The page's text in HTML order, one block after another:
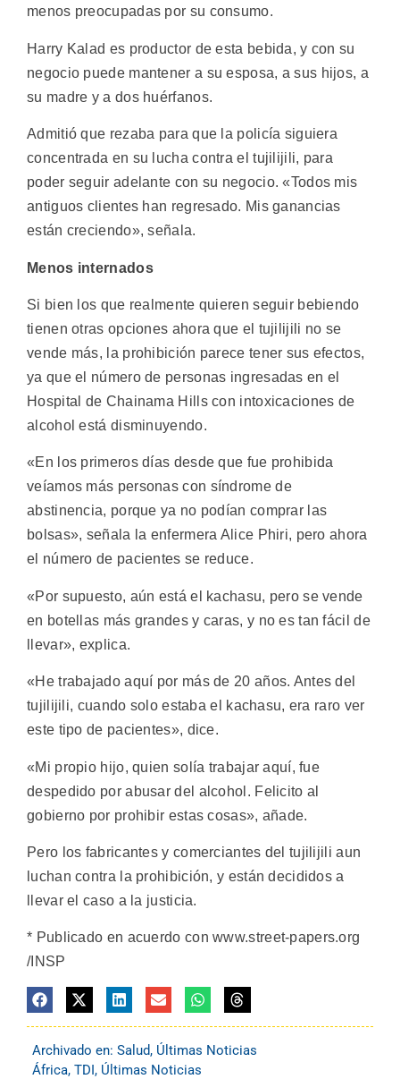
menos preocupadas por su consumo.
Harry Kalad es productor de esta bebida, y con su
negocio puede mantener a su esposa, a sus hijos, a
su madre y a dos huérfanos.
Admitió que rezaba para que la policía siguiera
concentrada en su lucha contra el tujilijili, para
poder seguir adelante con su negocio. «Todos mis
antiguos clientes han regresado. Mis ganancias
están creciendo», señala.
Menos internados
Si bien los que realmente quieren seguir bebiendo
tienen otras opciones ahora que el tujilijili no se
vende más, la prohibición parece tener sus efectos,
ya que el número de personas ingresadas en el
Hospital de Chainama Hills con intoxicaciones de
alcohol está disminuyendo.
«En los primeros días desde que fue prohibida
veíamos más personas con síndrome de
abstinencia, porque ya no podían comprar las
bolsas», señala la enfermera Alice Phiri, pero ahora
el número de pacientes se reduce.
«Por supuesto, aún está el kachasu, pero se vende
en botellas más grandes y caras, y no es tan fácil de
llevar», explica.
«He trabajado aquí por más de 20 años. Antes del
tujilijili, cuando solo estaba el kachasu, era raro ver
este tipo de pacientes», dice.
«Mi propio hijo, quien solía trabajar aquí, fue
despedido por abusar del alcohol. Felicito al
gobierno por prohibir estas cosas», añade.
Pero los fabricantes y comerciantes del tujilijili aun
luchan contra la prohibición, y están decididos a
llevar el caso a la justicia.
* Publicado en acuerdo con www.street-papers.org
/INSP
Archivado en: Salud, Últimas Noticias
África, TDI, Últimas Noticias